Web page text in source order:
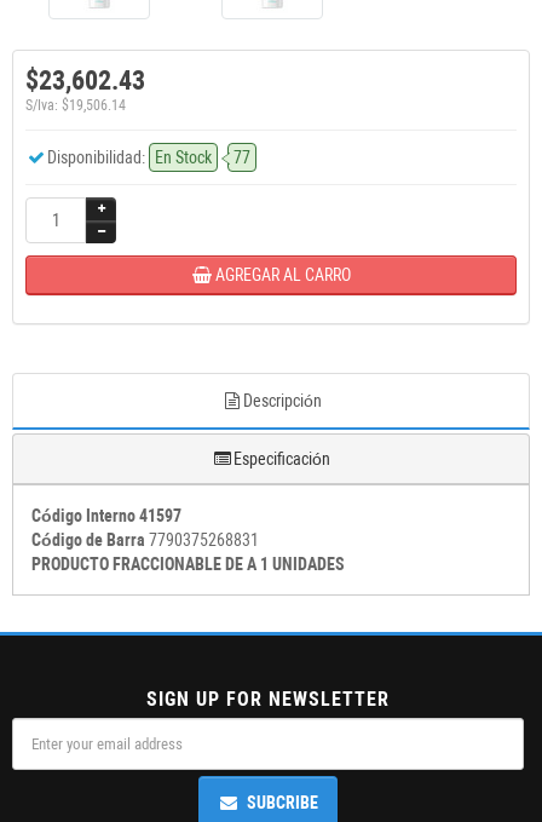
$23,602.43
S/Iva: $19,506.14
Disponibilidad: En Stock 77
AGREGAR AL CARRO
Descripción
Especificación
Código Interno 41597
Código de Barra 7790375268831
PRODUCTO FRACCIONABLE DE A 1 UNIDADES
SIGN UP FOR NEWSLETTER
SUBCRIBE